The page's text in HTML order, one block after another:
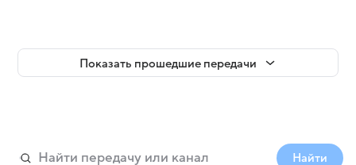
Показать прошедшие передачи
Найти